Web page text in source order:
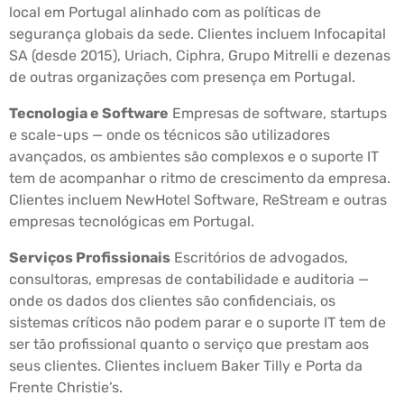
local em Portugal alinhado com as políticas de
segurança globais da sede. Clientes incluem Infocapital
SA (desde 2015), Uriach, Ciphra, Grupo Mitrelli e dezenas
de outras organizações com presença em Portugal.
Tecnologia e Software Empresas de software, startups
e scale-ups — onde os técnicos são utilizadores
avançados, os ambientes são complexos e o suporte IT
tem de acompanhar o ritmo de crescimento da empresa.
Clientes incluem NewHotel Software, ReStream e outras
empresas tecnológicas em Portugal.
Serviços Profissionais Escritórios de advogados,
consultoras, empresas de contabilidade e auditoria —
onde os dados dos clientes são confidenciais, os
sistemas críticos não podem parar e o suporte IT tem de
ser tão profissional quanto o serviço que prestam aos
seus clientes. Clientes incluem Baker Tilly e Porta da
Frente Christie’s.